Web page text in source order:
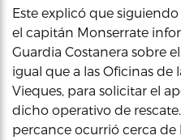
Este explicó que
el capitán Monserrate
Guardia Costanera sobre
igual que a las Oficinas de
Vieques, para solicitar el
dicho operativo de
percance ocurrió cerca